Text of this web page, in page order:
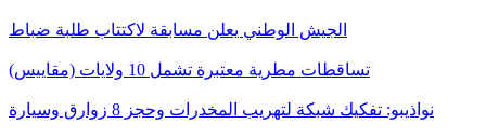
الجيش الوطني يعلن مسابقة لاكتتاب طلبة ضباط
تساقطات مطرية معتبرة تشمل 10 ولايات (مقاييس)
نواذيبو: تفكيك شبكة لتهريب المخدرات وحجز 8 زوارق وسيارة